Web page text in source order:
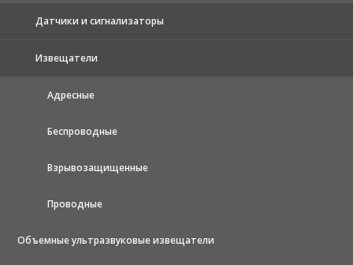
Датчики и сигнализаторы
Извещатели
Адресные
Беспроводные
Взрывозащищенные
Проводные
Объемные ультразвуковые извещатели